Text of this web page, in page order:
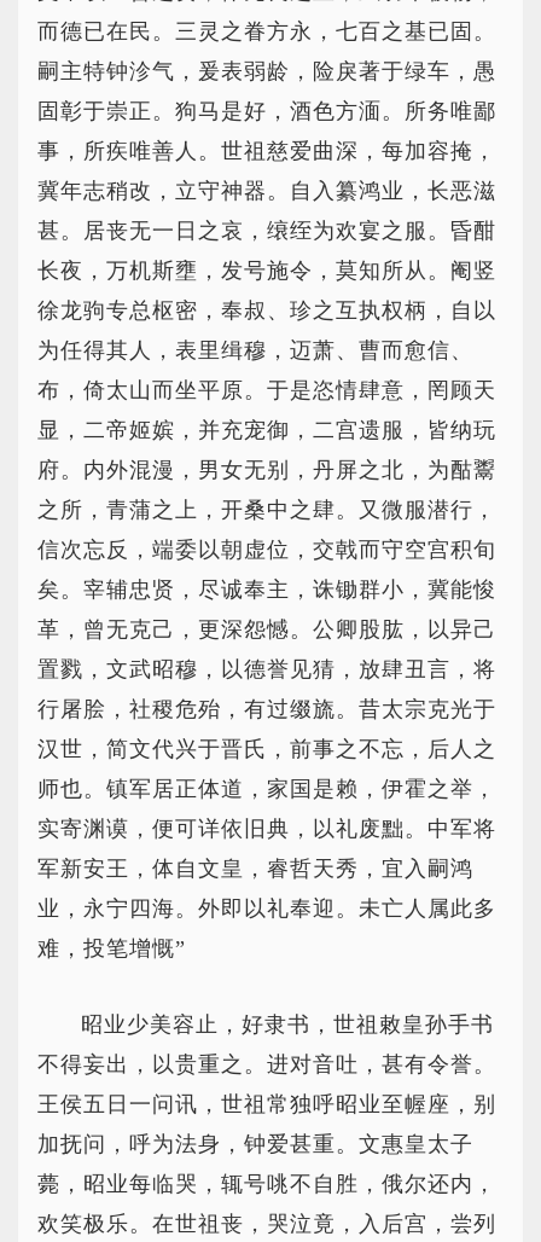
而德已在民。三灵之眷方永，七百之基已固。
嗣主特钟沴气，爰表弱龄，险戾著于绿车，愚
固彰于崇正。狗马是好，酒色方湎。所务唯鄙
事，所疾唯善人。世祖慈爱曲深，每加容掩，
冀年志稍改，立守神器。自入纂鸿业，长恶滋
甚。居丧无一日之哀，缞绖为欢宴之服。昏酣
长夜，万机斯壅，发号施令，莫知所从。阉竖
徐龙驹专总枢密，奉叔、珍之互执权柄，自以
为任得其人，表里缉穆，迈萧、曹而愈信、
布，倚太山而坐平原。于是恣情肆意，罔顾天
显，二帝姬嫔，并充宠御，二宫遗服，皆纳玩
府。内外混漫，男女无别，丹屏之北，为酤鬻
之所，青蒲之上，开桑中之肆。又微服潜行，
信次忘反，端委以朝虚位，交戟而守空宫积旬
矣。宰辅忠贤，尽诚奉主，诛锄群小，冀能悛
革，曾无克己，更深怨憾。公卿股肱，以异己
置戮，文武昭穆，以德誉见猜，放肆丑言，将
行屠脍，社稷危殆，有过缀旒。昔太宗克光于
汉世，简文代兴于晋氏，前事之不忘，后人之
师也。镇军居正体道，家国是赖，伊霍之举，
实寄渊谟，便可详依旧典，以礼废黜。中军将
军新安王，体自文皇，睿哲天秀，宜入嗣鸿
业，永宁四海。外即以礼奉迎。未亡人属此多
难，投笔增慨”
昭业少美容止，好隶书，世祖敕皇孙手书
不得妄出，以贵重之。进对音吐，甚有令誉。
王侯五日一问讯，世祖常独呼昭业至幄座，别
加抚问，呼为法身，钟爱甚重。文惠皇太子
薨，昭业每临哭，辄号咷不自胜，俄尔还内，
欢笑极乐。在世祖丧，哭泣竟，入后宫，尝列